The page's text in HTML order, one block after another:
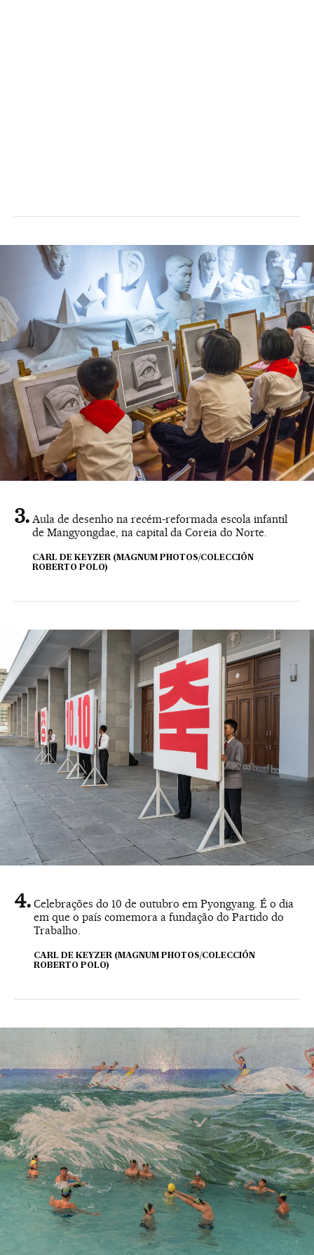
Aula de desenho na recém-reformada escola infantil
de Mangyongdae, na capital da Coreia do Norte.
CARL DE KEYZER (MAGNUM PHOTOS/COLECCIÓN
ROBERTO POLO)
Celebrações do 10 de outubro em Pyongyang. É o dia
em que o país comemora a fundação do Partido do
Trabalho.
CARL DE KEYZER (MAGNUM PHOTOS/COLECCIÓN
ROBERTO POLO)